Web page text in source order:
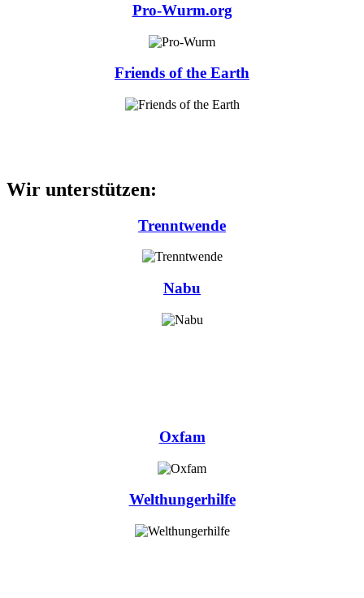
Pro-Wurm.org
Friends of the Earth
Wir unterstützen:
Trenntwende
Nabu
Oxfam
Welthungerhilfe